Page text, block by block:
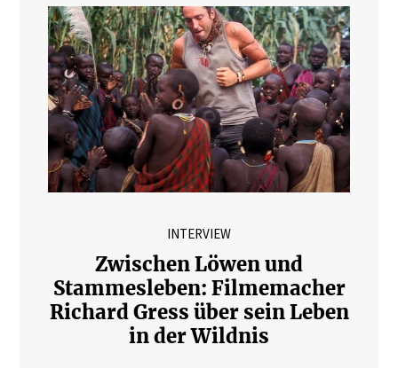
INTERVIEW
Zwischen Löwen und
Stammesleben: Filmemacher
Richard Gress über sein Leben
in der Wildnis